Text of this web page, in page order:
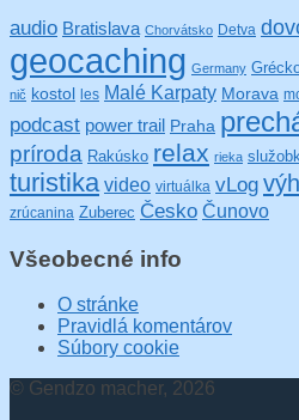
audio Bratislava Chorvátsko Detva
geocaching Germany
nič kostol les Malé Karpaty Morava
podcast power trail Praha
príroda Rakúsko relax rieka
turistika video virtuálka vLog
zrúcanina Zuberec Česko Čunovo
Všeobecné info
O stránke
Pravidlá komentárov
Súbory cookie
© Gendzo macher, 2026